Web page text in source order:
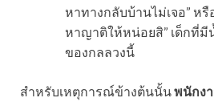
หาทางกลับบ้านไม่เจอ” หรื
หาญาติให้หน่อยสิ” เด็กที่มี
ของกลลวงนี้
สำหรับเหตุการณ์ข้างต้นนั้นพนักง